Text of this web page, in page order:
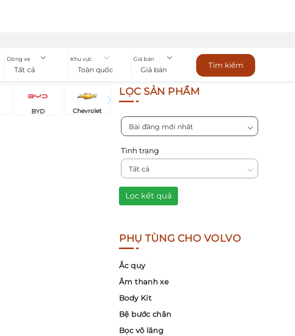
Dòng xe
Tất cả
Khu vực
Toàn quốc
Giá bán
Giá bán Tìm kiếm
BYD Chevrolet
LỌC SẢN PHẨM
Bài đăng mới nhất
Tình trạng
Tất cả
Lọc kết quả
PHỤ TÙNG CHO VOLVO
Ắc quy
Âm thanh xe
Body Kit
Bệ bước chân
Bọc vô lăng